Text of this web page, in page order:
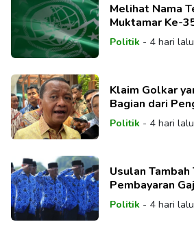
Melihat Nama
Muktamar Ke-
Politik- 4 hari lalu
Klaim Golkar
Bagian dari
Politik- 4 hari lalu
Usulan Tambah
Pembayaran
Politik- 4 hari lalu